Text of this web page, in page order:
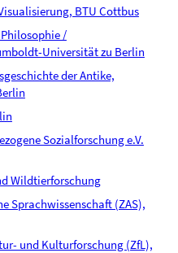
BTU Cottbus
/
Universität zu Berlin
der Antike,
Sozialforschung e.V.
Wildtierforschung
Sprachwissenschaft (ZAS),
und Kulturforschung (ZfL),